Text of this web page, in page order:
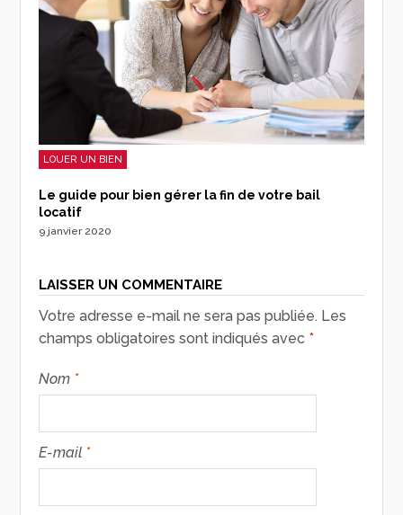
LOUER UN BIEN
Le guide pour bien gérer la fin de votre bail
locatif
9 janvier 2020
LAISSER UN COMMENTAIRE
Votre adresse e-mail ne sera pas publiée. Les
champs obligatoires sont indiqués avec *
Nom *
E-mail *